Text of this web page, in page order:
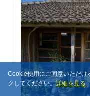
Cookie使用にご同意いただけ
クしてください。詳細を見る